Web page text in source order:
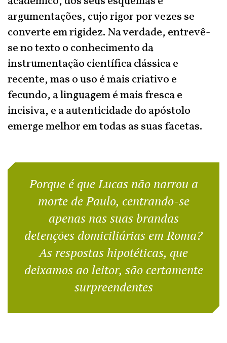
argumentações, cujo rigor por vezes se
converte em rigidez. Na verdade, entrevê-
se no texto o conhecimento da
instrumentação científica clássica e
recente, mas o uso é mais criativo e
fecundo, a linguagem é mais fresca e
incisiva, e a autenticidade do apóstolo
emerge melhor em todas as suas facetas.
Porque é que Lucas não narrou a
morte de Paulo, centrando-se
apenas nas suas brandas
detenções domiciliárias em Roma?
As respostas hipotéticas, que
deixamos ao leitor, são certamente
surpreendentes